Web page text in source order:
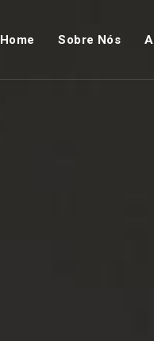
Home Sobre Nós